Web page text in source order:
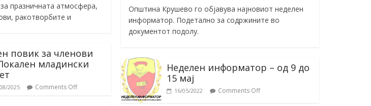
празничната атмосфера,
ракотворбите и
повик за членови
младински
2025 Comments Off
Општина Крушево го објавува најновиот неделен
информатор. Подетално за содржините во
документот подолу.
Неделен информатор – од 9 до
15 мај
16/05/2022 Comments Off